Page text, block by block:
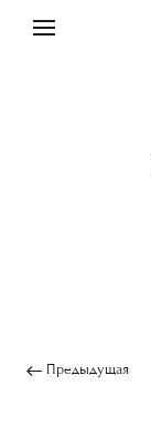
Предыдущая